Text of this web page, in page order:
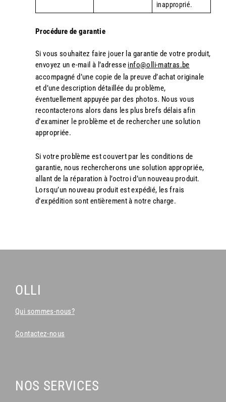
inapproprié.
Procédure de garantie
Si vous souhaitez faire jouer la garantie de votre produit,
envoyez un e-mail à l’adresse info@olli-matras.be
accompagné d’une copie de la preuve d’achat originale
et d’une description détaillée du problème,
éventuellement appuyée par des photos. Nous vous
recontacterons alors dans les plus brefs délais afin
d’examiner le problème et de rechercher une solution
appropriée.
Si votre problème est couvert par les conditions de
garantie, nous rechercherons une solution appropriée,
allant de la réparation à l’octroi d’un nouveau produit.
Lorsqu’un nouveau produit est expédié, les frais
d’expédition sont entièrement à notre charge.
OLLI
Qui sommes-nous?
Contactez-nous
NOS SERVICES